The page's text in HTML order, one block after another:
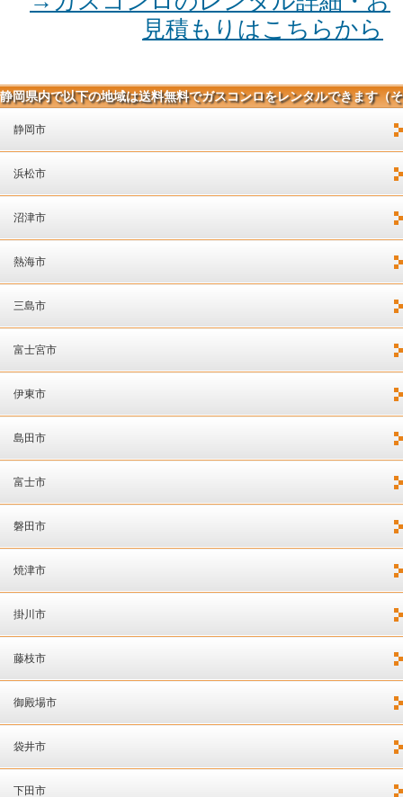
見積もりはこちらから
静岡県内で以下の地域は送料無料でガスコンロをレンタルできます（そ
静岡市
浜松市
沼津市
熱海市
三島市
富士宮市
伊東市
島田市
富士市
磐田市
焼津市
掛川市
藤枝市
御殿場市
袋井市
下田市